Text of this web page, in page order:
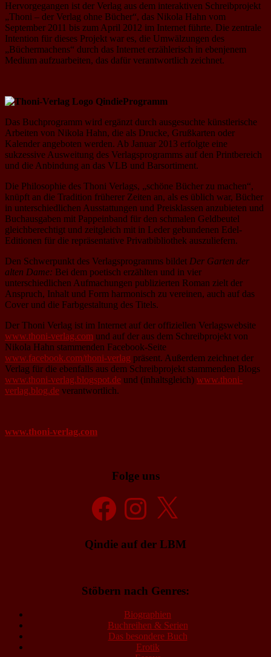
Hervorgegangen ist der Verlag aus dem interaktiven Schreibprojekt
„Thoni – der Verlag ohne Bücher“, das Nikola Hahn vom
September 2011 bis zum April 2012 im Internet führte. Die zentrale
Intention für dieses Projekt war es, die Umwälzungen des
„Büchermachens“ durch das Internet erzählerisch in ebenjenem
Medium aufzuarbeiten, das dafür verantwortlich zeichnet.
Programm
Das Buchprogramm wird ergänzt durch ausgesuchte künstlerische
Arbeiten von Nikola Hahn, die als Drucke, Grußkarten oder
Kalender angeboten werden. Ab Januar 2013 erfolgte eine
sukzessive Ausweitung des Verlagsprogramms auf den Printbereich
und die Anbindung an das VLB und Barsortiment.
Die Philosophie des Thoni Verlags, „schöne Bücher zu machen“,
knüpft an die Tradition früherer Zeiten an, als es üblich war, Bücher
in unterschiedlichen Ausstattungen und Preisklassen anzubieten und
Buchausgaben mit Pappeinband für den schmalen Geldbeutel
gleichberechtigt und zeitgleich mit in Leder gebundenen Edel-
Editionen für die repräsentative Privatbibliothek auszuliefern.
Den Schwerpunkt des Verlagsprogramms bildet Der Garten der
alten Dame: Bei dem poetisch erzählten und in vier
unterschiedlichen Aufmachungen publizierten Roman zielt der
Anspruch, Inhalt und Form harmonisch zu vereinen, auch auf das
Cover und die Farbgestaltung des Titels.
Der Thoni Verlag ist im Internet auf der offiziellen Verlagswebsite
www.thoni-verlag.com und auf der aus dem Schreibprojekt von
Nikola Hahn stammenden Facebook-Seite
www.facebook.com/thoni-verlag präsent. Außerdem zeichnet der
Verlag für die ebenfalls aus dem Schreibprojekt stammenden Blogs
www.thoni-verlag.blogspot.de und (inhaltsgleich) www.thoni-
verlag.blog.de verantwortlich.
www.thoni-verlag.com
Folge uns
FacebookInstagramX
Qindie auf der LBM
Stöbern nach Genres:
Biographien
Buchreihen & Serien
Das besondere Buch
Erotik